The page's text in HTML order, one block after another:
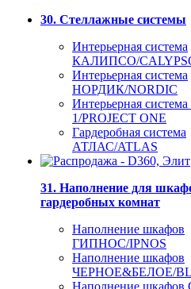
30. Стеллажные системы
Интерьерная система
КАЛИПСО/
Интерьерная система
НОРДИК/NORDIC
Интерьерная
1/PROJECT ONE
Гардеробная система
АТЛАС/ATLAS
31. Наполнение для
гардеробных комнат
Наполнение шкафов
ГИПНОС/IPNOS
Наполнение шкафов
ЧЕРНОЕ&БЕЛОЕ/
Наполнение